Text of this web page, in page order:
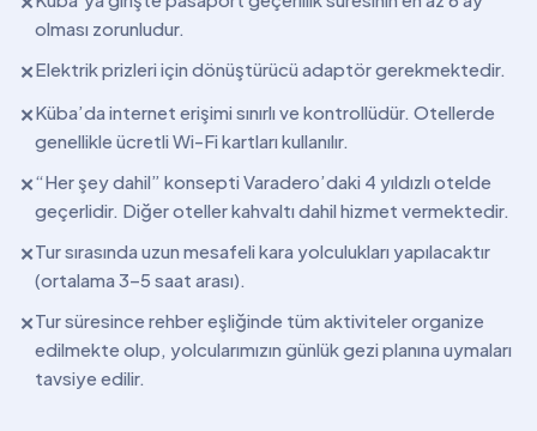
olması zorunludur.
✕Elektrik prizleri için dönüştürücü adaptör gerekmektedir.
✕Küba’da internet erişimi sınırlı ve kontrollüdür. Otellerde
genellikle ücretli Wi-Fi kartları kullanılır.
✕“Her şey dahil” konsepti Varadero’daki 4 yıldızlı otelde
geçerlidir. Diğer oteller kahvaltı dahil hizmet vermektedir.
✕Tur sırasında uzun mesafeli kara yolculukları yapılacaktır
(ortalama 3–5 saat arası).
✕Tur süresince rehber eşliğinde tüm aktiviteler organize
edilmekte olup, yolcularımızın günlük gezi planına uymaları
tavsiye edilir.